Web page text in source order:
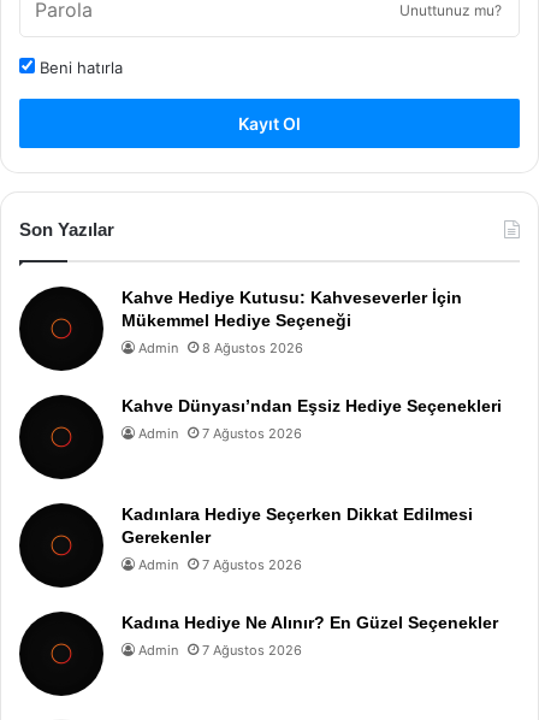
Unuttunuz mu?
Beni hatırla
Kayıt Ol
Son Yazılar
Kahve Hediye Kutusu: Kahveseverler İçin
Mükemmel Hediye Seçeneği
Admin 8 Ağustos 2026
Kahve Dünyası’ndan Eşsiz Hediye Seçenekleri
Admin 7 Ağustos 2026
Kadınlara Hediye Seçerken Dikkat Edilmesi
Gerekenler
Admin 7 Ağustos 2026
Kadına Hediye Ne Alınır? En Güzel Seçenekler
Admin 7 Ağustos 2026